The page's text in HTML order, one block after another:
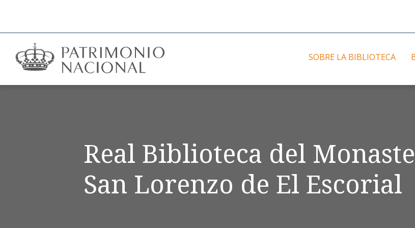
SOBRE LA BIBLIOTECA
Real Biblioteca del
San Lorenzo de El Escorial